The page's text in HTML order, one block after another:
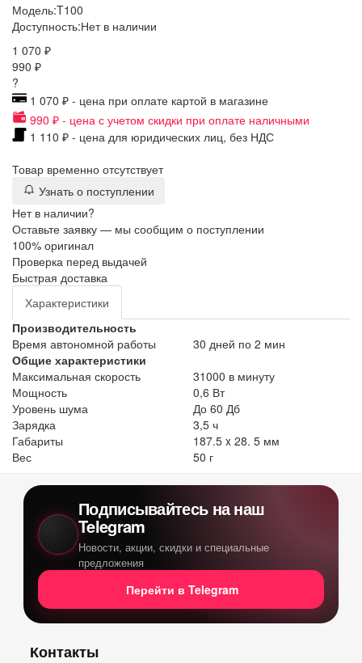
Модель:T100
Доступность:Нет в наличии
1 070 ₽
990 ₽
?
1 070 ₽ - цена при оплате картой в магазине
990 ₽ - цена с учетом скидки при оплате наличными
1 110 ₽ - цена для юридических лиц, без НДС
Товар временно отсутствует
Узнать о поступлении
Нет в наличии?
Оставьте заявку — мы сообщим о поступлении
100% оригинал
Проверка перед выдачей
Быстрая доставка
Характеристики
Производительность
Время автономной работы
30 дней по 2 мин
Общие характеристики
Максимальная скорость
31000 в минуту
Мощность
0,6 Вт
Уровень шума
До 60 Дб
Зарядка
3,5 ч
Габариты
187.5 x 28. 5 мм
Вес
50 г
Подписывайтесь на наш
Telegram
Новости, акции, скидки и специальные
предложения
Перейти в Telegram
Контакты